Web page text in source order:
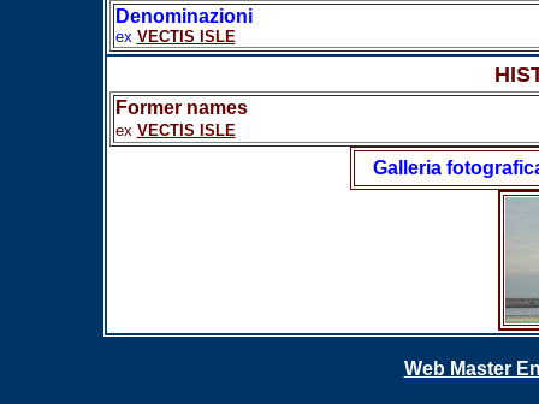
Denominazioni
ex VECTIS ISLE
Former names
ex VECTIS ISLE
Galleria
Web Master